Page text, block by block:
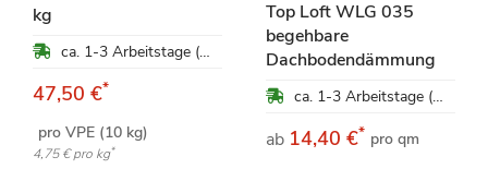
kg
ca. 1-3 Arbeitstage (Mo-Fr)
47,50 €*
pro VPE (10 kg)
4,75 €pro kg*
Top Loft WLG 035
begehbare
Dachbodendämmung
ca. 1-3 Arbeitstage (Mo-Fr)
ab 14,40 €* pro qm